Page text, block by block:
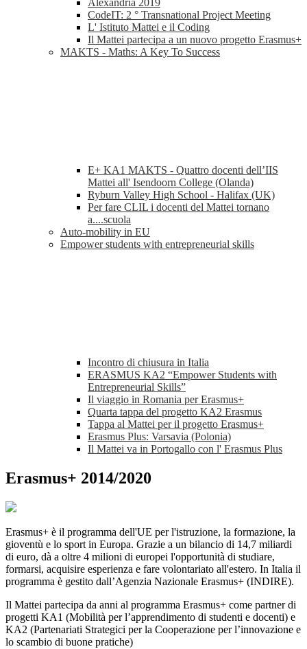
Alexandria 2019
CodeIT: 2 ° Transnational Project Meeting
L' Istituto Mattei e il Coding
Il Mattei partecipa a un nuovo progetto Erasmus+
MAKTS - Maths: A Key To Success
E+ KA1 MAKTS - Quattro docenti dell’IIS
Mattei all' Isendoorn College (Olanda)
Ryburn Valley High School - Halifax (UK)
Per fare CLIL i docenti del Mattei tornano
a....scuola
Auto-mobility in EU
Empower students with entrepreneurial skills
Incontro di chiusura in Italia
ERASMUS KA2 “Empower Students with
Entrepreneurial Skills”
Il viaggio in Romania per Erasmus+
Quarta tappa del progetto KA2 Erasmus
Tappa al Mattei per il progetto Erasmus+
Erasmus Plus: Varsavia (Polonia)
Il Mattei va in Portogallo con l' Erasmus Plus
Erasmus+ 2014/2020
Erasmus+ è il programma dell'UE per l'istruzione, la formazione, la
gioventù e lo sport in Europa. Grazie a un bilancio di 14,7 miliardi
di euro, dà a oltre 4 milioni di europei l'opportunità di studiare,
formarsi, acquisire esperienza e fare volontariato all'estero. In Italia il
programma è gestito dall’Agenzia Nazionale Erasmus+ (INDIRE).
Il Mattei partecipa da anni al programma Erasmus+ come partner di
progetti KA1 (Mobilità per l’apprendimento di studenti e docenti) e
KA2 (Partenariati Strategici per la Cooperazione per l’innovazione e
lo scambio di buone pratiche)